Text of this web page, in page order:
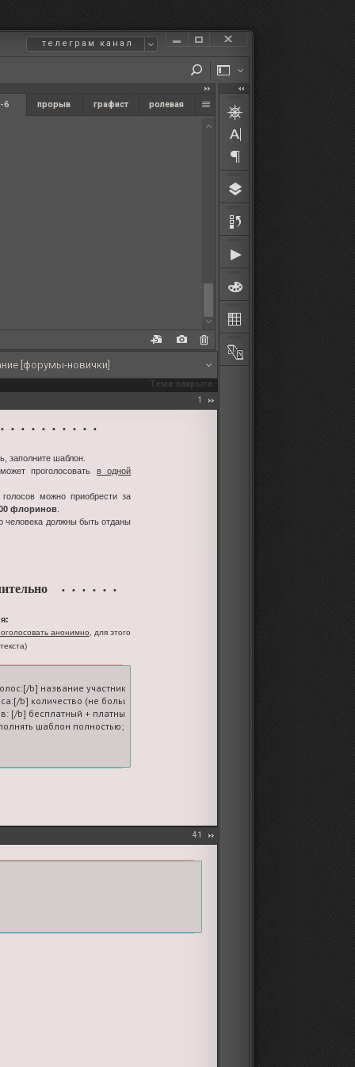
телеграм канал
6 прорыв графист ролевая
[форумы-новички]
Тема закрыта
1
• • • • • • • • •
заполните шаблон.
проголосовать в одной
можно приобрести за
флоринов.
человека должны быть отданы
• • • • • •
анонимно, для этого
b] название участника-ролевой
b] количество (не больше пяти; на вашем счете должно быть
[/b] бесплатный + платные
шаблон полностью; если платных голосов нет, ставьте 0
41